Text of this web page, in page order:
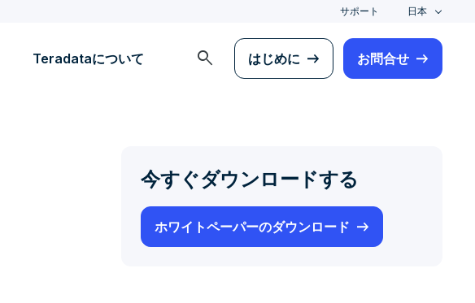
サポート 日本
Teradataについて search はじめに お問合せ
今すぐダウンロードする
ホワイトペーパーのダウンロード